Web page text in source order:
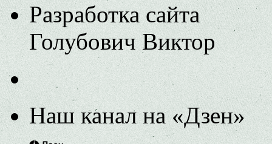
Разработка сайта
Голубович Виктор
Наш канал на «Дзен»